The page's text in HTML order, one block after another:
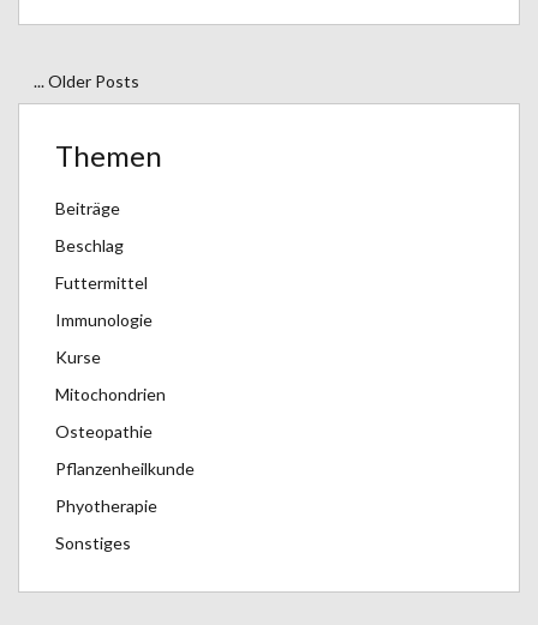
... Older Posts
Themen
Beiträge
Beschlag
Futtermittel
Immunologie
Kurse
Mitochondrien
Osteopathie
Pflanzenheilkunde
Phyotherapie
Sonstiges